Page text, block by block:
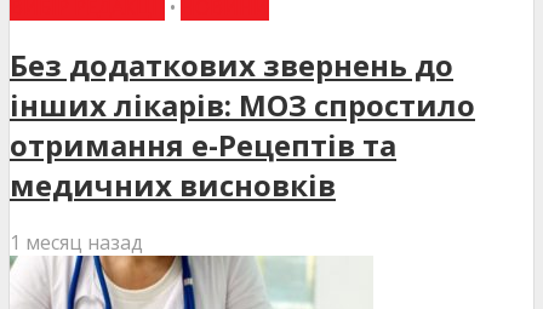
•
Без додаткових звернень до
інших лікарів: МОЗ спростило
отримання е-Рецептів та
медичних висновків
1 месяц назад